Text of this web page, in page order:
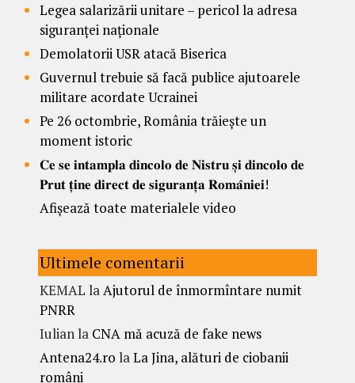
Legea salarizării unitare – pericol la adresa
siguranței naționale
Demolatorii USR atacă Biserica
Guvernul trebuie să facă publice ajutoarele
militare acordate Ucrainei
Pe 26 octombrie, România trăiește un
moment istoric
𝐂𝐞 𝐬𝐞 𝐢𝐧𝐭𝐚𝐦𝐩𝐥𝐚 𝐝𝐢𝐧𝐜𝐨𝐥𝐨 𝐝𝐞 𝐍𝐢𝐬𝐭𝐫𝐮 𝐬̦𝐢 𝐝𝐢𝐧𝐜𝐨𝐥𝐨 𝐝𝐞
𝐏𝐫𝐮𝐭 𝐭̦𝐢𝐧𝐞 𝐝𝐢𝐫𝐞𝐜𝐭 𝐝𝐞 𝐬𝐢𝐠𝐮𝐫𝐚𝐧𝐭̦𝐚 𝐑𝐨𝐦𝐚̂𝐧𝐢𝐞𝐢!
Afișează toate materialele video
Ultimele comentarii
KEMAL laAjutorul de înmormîntare numit
PNRR
Iulianla CNA mă acuză de fake news
Antena24.ro laLa Jina, alături de ciobanii
români